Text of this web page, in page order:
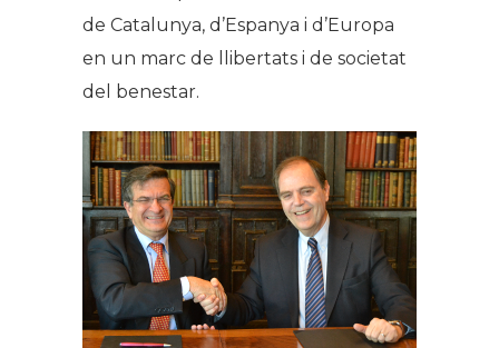
de Catalunya, d’Espanya i d’Europa
en un marc de llibertats i de societat
del benestar.